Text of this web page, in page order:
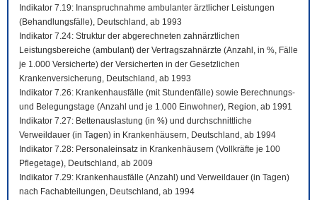
Indikator 7.19: Inanspruchnahme ambulanter ärztlicher Leistungen
(Behandlungsfälle), Deutschland, ab 1993
Indikator 7.24: Struktur der abgerechneten zahnärztlichen
Leistungsbereiche (ambulant) der Vertragszahnärzte (Anzahl, in %, Fälle
je 1.000 Versicherte) der Versicherten in der Gesetzlichen
Krankenversicherung, Deutschland, ab 1993
Indikator 7.26: Krankenhausfälle (mit Stundenfälle) sowie Berechnungs-
und Belegungstage (Anzahl und je 1.000 Einwohner), Region, ab 1991
Indikator 7.27: Bettenauslastung (in %) und durchschnittliche
Verweildauer (in Tagen) in Krankenhäusern, Deutschland, ab 1994
Indikator 7.28: Personaleinsatz in Krankenhäusern (Vollkräfte je 100
Pflegetage), Deutschland, ab 2009
Indikator 7.29: Krankenhausfälle (Anzahl) und Verweildauer (in Tagen)
nach Fachabteilungen, Deutschland, ab 1994